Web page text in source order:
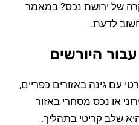
של ירושת נכס? במאמר
לדעת.
היורשים
עם גינה באזורים כפריים,
או נכס מסחרי באזור
שלב קריטי בתהליך.